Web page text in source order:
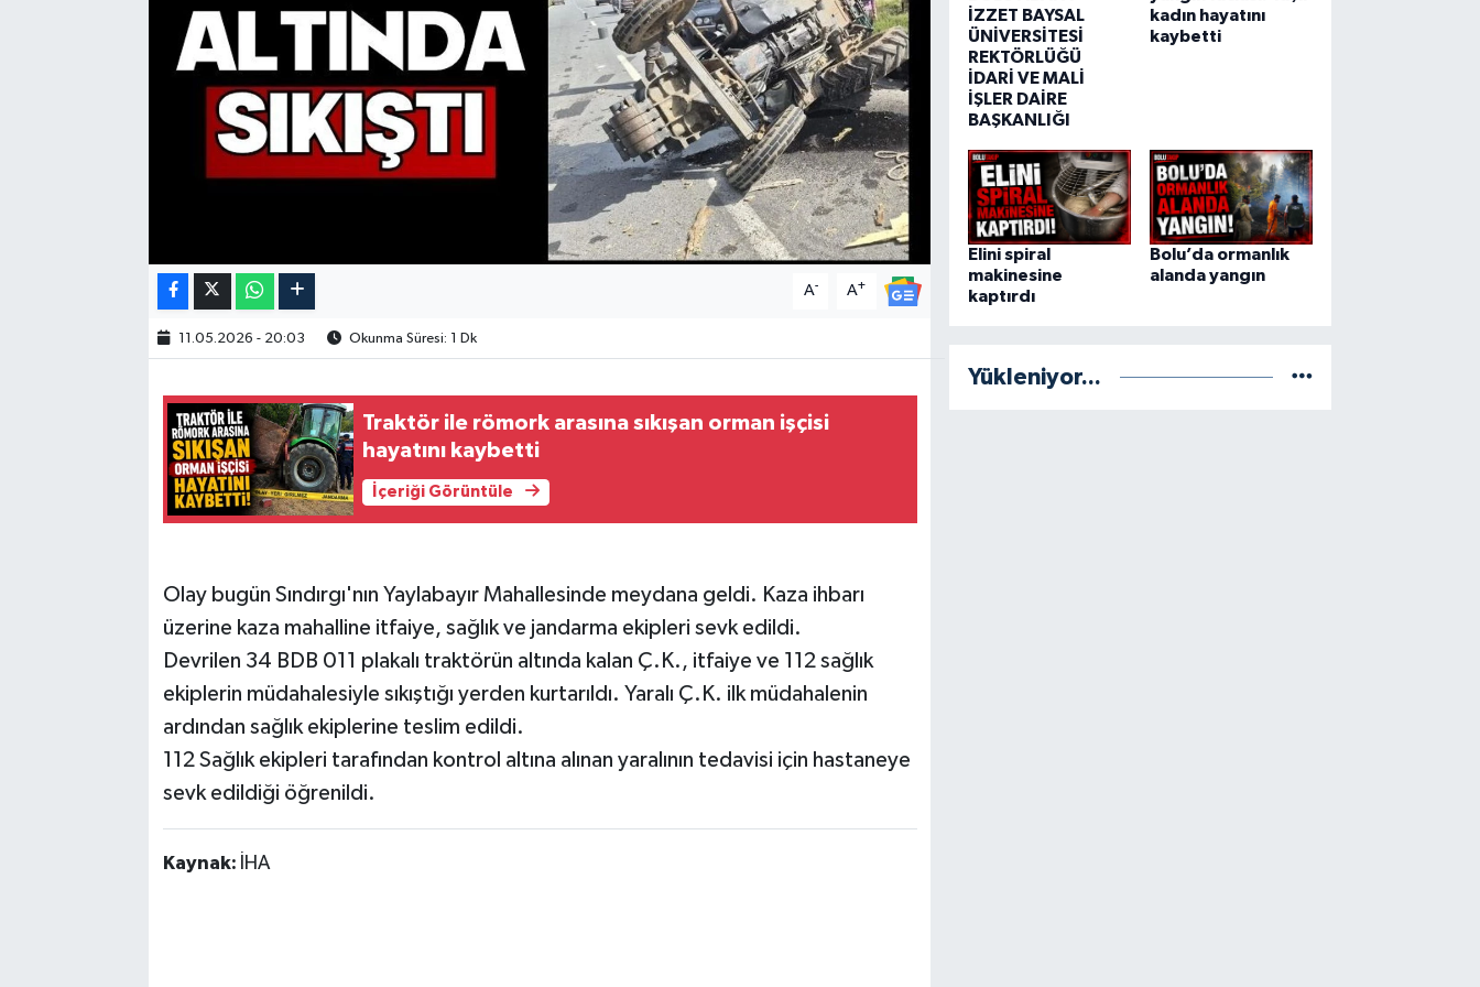
A- A+
11.05.2026 - 20:03 Okunma Süresi: 1 Dk
Traktör ile römork arasına sıkışan orman işçisi
hayatını kaybetti
İçeriği Görüntüle
Olay bugün Sındırgı'nın Yaylabayır Mahallesinde meydana geldi. Kaza ihbarı
üzerine kaza mahalline itfaiye, sağlık ve jandarma ekipleri sevk edildi.
Devrilen 34 BDB 011 plakalı traktörün altında kalan Ç.K., itfaiye ve 112 sağlık
ekiplerin müdahalesiyle sıkıştığı yerden kurtarıldı. Yaralı Ç.K. ilk müdahalenin
ardından sağlık ekiplerine teslim edildi.
112 Sağlık ekipleri tarafından kontrol altına alınan yaralının tedavisi için hastaneye
sevk edildiği öğrenildi.
Kaynak: İHA
İZZET BAYSAL
ÜNİVERSİTESİ
REKTÖRLÜĞÜ
İDARİ VE MALİ
İŞLER DAİRE
BAŞKANLIĞI
kadın hayatını
kaybetti
Elini spiral
makinesine
kaptırdı
Bolu’da ormanlık
alanda yangın
Yükleniyor...